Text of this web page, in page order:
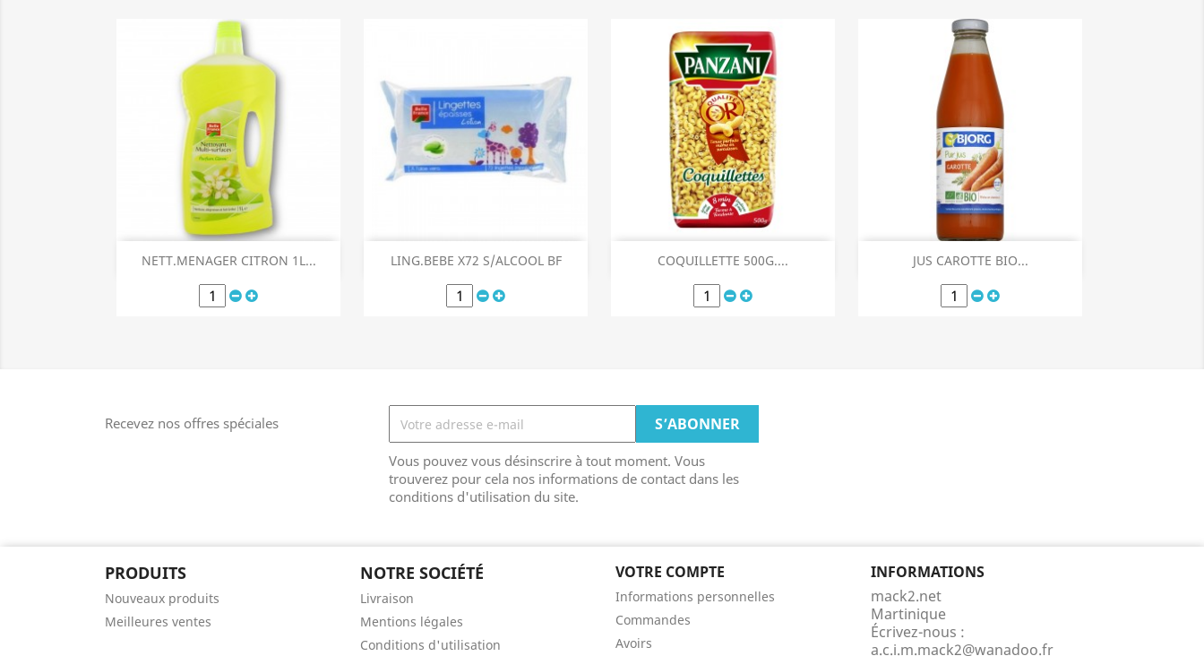
NETT.MENAGER CITRON 1L...
Aperçu rapide LING.BEBE X72 S/ALCOOL BF
Aperçu rapide COQUILLETTE 500G....
Aperçu rapide JUS CAROTTE BIO...
Aperçu rapide
Recevez nos offres spéciales
Vous pouvez vous désinscrire à tout moment. Vous
trouverez pour cela nos informations de contact dans les
conditions d'utilisation du site.
PRODUITS
Nouveaux produits
Meilleures ventes
NOTRE SOCIÉTÉ
Livraison
Mentions légales
Conditions d'utilisation
VOTRE COMPTE
Informations personnelles
Commandes
Avoirs
INFORMATIONS
mack2.net
Martinique
Écrivez-nous :
a.c.i.m.mack2@wanadoo.fr